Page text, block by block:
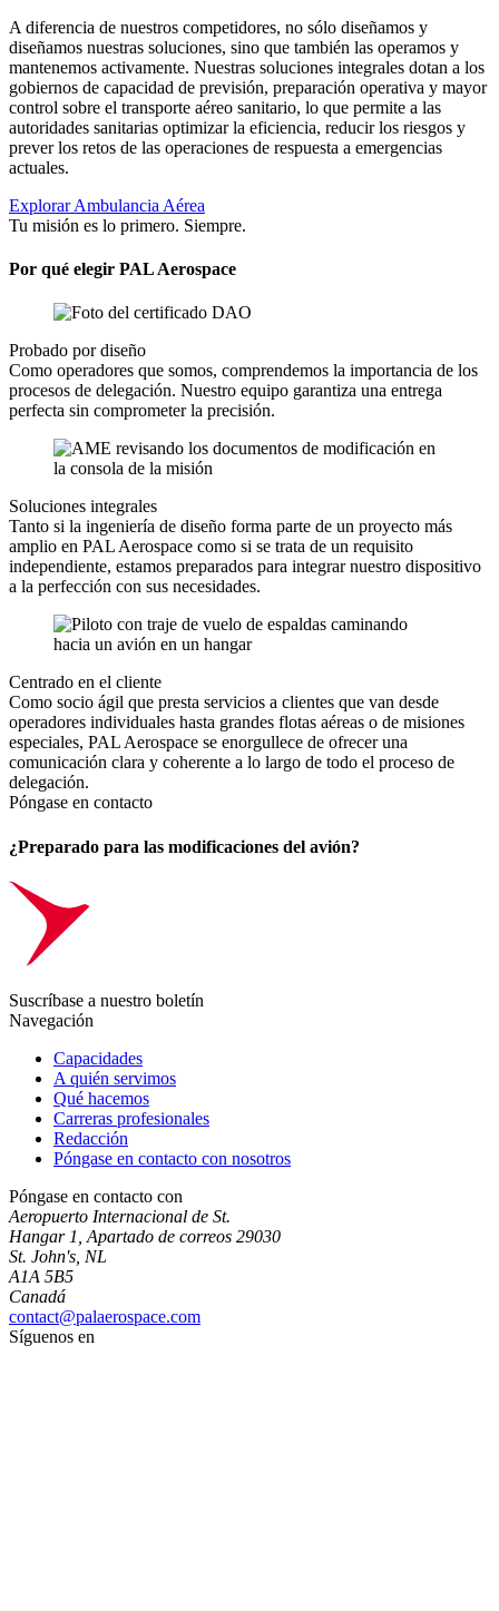
A diferencia de nuestros competidores, no sólo diseñamos y
diseñamos nuestras soluciones, sino que también las operamos y
mantenemos activamente. Nuestras soluciones integrales dotan a los
gobiernos de capacidad de previsión, preparación operativa y mayor
control sobre el transporte aéreo sanitario, lo que permite a las
autoridades sanitarias optimizar la eficiencia, reducir los riesgos y
prever los retos de las operaciones de respuesta a emergencias
actuales.
Explorar Ambulancia Aérea
Tu misión es lo primero. Siempre.
Por qué elegir PAL Aerospace
Probado por diseño
Como operadores que somos, comprendemos la importancia de los
procesos de delegación. Nuestro equipo garantiza una entrega
perfecta sin comprometer la precisión.
Soluciones integrales
Tanto si la ingeniería de diseño forma parte de un proyecto más
amplio en PAL Aerospace como si se trata de un requisito
independiente, estamos preparados para integrar nuestro dispositivo
a la perfección con sus necesidades.
Centrado en el cliente
Como socio ágil que presta servicios a clientes que van desde
operadores individuales hasta grandes flotas aéreas o de misiones
especiales, PAL Aerospace se enorgullece de ofrecer una
comunicación clara y coherente a lo largo de todo el proceso de
delegación.
Póngase en contacto
¿Preparado para las modificaciones del avión?
Suscríbase a nuestro boletín
Navegación
Capacidades
A quién servimos
Qué hacemos
Carreras profesionales
Redacción
Póngase en contacto con nosotros
Póngase en contacto con
Aeropuerto Internacional de St.
Hangar 1, Apartado de correos 29030
St. John's, NL
A1A 5B5
Canadá
contact@palaerospace.com
Síguenos en